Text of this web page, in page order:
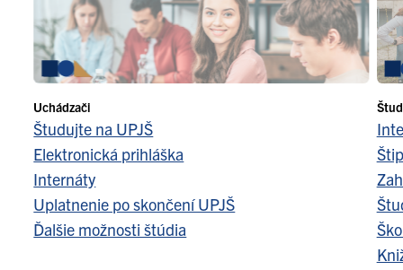
Uchádzači
Študujte na UPJŠ
Elektronická prihláška
Internáty
Uplatnenie po skončení UPJŠ
Ďalšie možnosti štúdia